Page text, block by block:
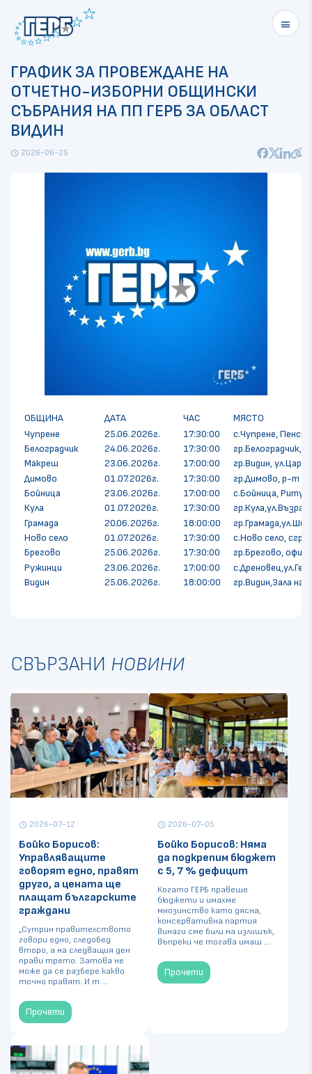
menu
ГРАФИК ЗА ПРОВЕЖДАНЕ НА
ОТЧЕТНО-ИЗБОРНИ ОБЩИНСКИ
СЪБРАНИЯ НА ПП ГЕРБ ЗА ОБЛАСТ
ВИДИН
schedule 2026-06-25
ОБЩИНА ДАТА ЧАС
МЯСТО
Чупрене
25.06.2026г. 17:30:00
с.Чупрене,
Белоградчик
24.06.2026г. 17:30:00
гр.Белоградчик,
Макреш
23.06.2026г. 17:00:00
гр.Видин, ул.Цар
Димово
01.07.2026г. 17:30:00
гр.Димово, р-т
Бойница
23.06.2026г. 17:00:00
с.Бойница,
Кула
01.07.2026г. 17:30:00
Грамада
20.06.2026г. 18:00:00
Ново село
01.07.2026г. 17:30:00
с.Ново село,
Брегово
25.06.2026г. 17:30:00
гр.Брегово, офис
Ружинци
23.06.2026г. 17:00:00
Видин
25.06.2026г. 18:00:00 гр.Видин,Зала на
СВЪРЗАНИ НОВИНИ
schedule 2026-07-12
Бойко Борисов:
Управляващите
говорят едно, правят
друго, а цената ще
плащат българските
граждани
„Сутрин правителството
говори едно, следобед
второ, а на следващия ден
прави трето. Затова не
може да се разбере какво
точно правят. И т ...
Прочети
schedule 2026-07-05
Бойко Борисов: Няма
да подкрепим бюджет
с 5, 7 % дефицит
Когато ГЕРБ правеше
бюджети и имахме
мнозинство като дясна,
консервативна партия
винаги сме били на излишък,
въпреки че тогава имаш ...
Прочети